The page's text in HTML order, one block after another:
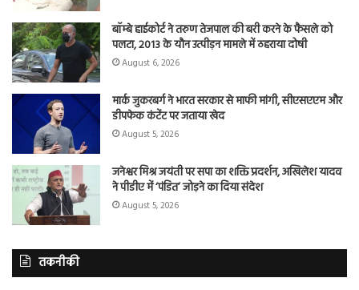
बॉम्बे हाईकोर्ट ने तरुण तेजपाल की बरी करने के फैसले को
पलटा, 2013 के यौन उत्पीड़न मामले में ठहराया दोषी
August 6, 2026
मार्क जुकरबर्ग ने भारत सरकार से माफी मांगी, सीएसएएम और
डीपफेक कंटेंट पर जताया खेद
August 5, 2026
जनेश्वर मिश्र जयंती पर सपा का शक्ति प्रदर्शन, अखिलेश यादव
ने पीडीए में ‘पंडित’ जोड़ने का दिया संदेश
August 5, 2026
तकनीकी